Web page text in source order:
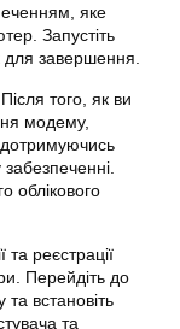
яке
Запустіть
для завершення.
того, як ви
модему,
облікового
реєстрації
Перейдіть до
встановіть
та